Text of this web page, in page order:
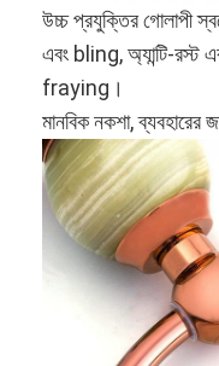
উচ্চ প্রযুক্তির গোলাপী
এবং bling, অ্যান্টি-রস্ট
fraying।
মানবিক নকশা, ব্যবহারের